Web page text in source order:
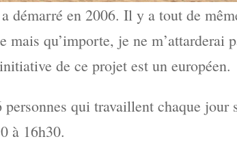
démarré en 2006. Il y a tout de
mais qu’importe, je ne m’attarderai
de ce projet est un européen.
personnes qui travaillent chaque jour
à 16h30.